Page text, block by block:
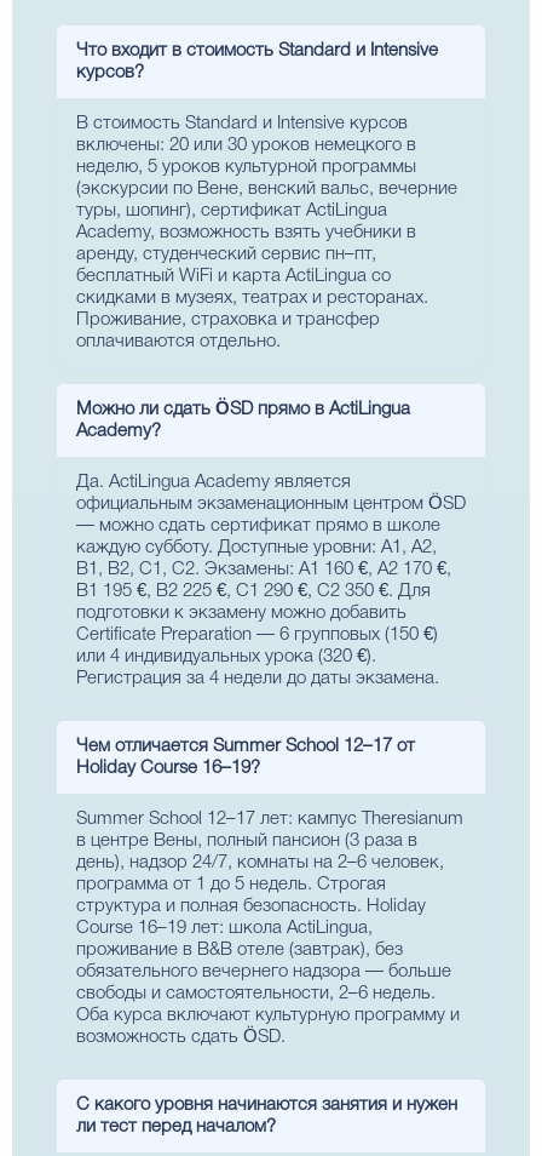
Что входит в стоимость Standard и Intensive
курсов?
В стоимость Standard и Intensive курсов
включены: 20 или 30 уроков немецкого в
неделю, 5 уроков культурной программы
(экскурсии по Вене, венский вальс, вечерние
туры, шопинг), сертификат ActiLingua
Academy, возможность взять учебники в
аренду, студенческий сервис пн–пт,
бесплатный WiFi и карта ActiLingua со
скидками в музеях, театрах и ресторанах.
Проживание, страховка и трансфер
оплачиваются отдельно.
Можно ли сдать ÖSD прямо в ActiLingua
Academy?
Да. ActiLingua Academy является
официальным экзаменационным центром ÖSD
— можно сдать сертификат прямо в школе
каждую субботу. Доступные уровни: A1, A2,
B1, B2, C1, C2. Экзамены: A1 160 €, A2 170 €,
B1 195 €, B2 225 €, C1 290 €, C2 350 €. Для
подготовки к экзамену можно добавить
Certificate Preparation — 6 групповых (150 €)
или 4 индивидуальных урока (320 €).
Регистрация за 4 недели до даты экзамена.
Чем отличается Summer School 12–17 от
Holiday Course 16–19?
Summer School 12–17 лет: кампус Theresianum
в центре Вены, полный пансион (3 раза в
день), надзор 24/7, комнаты на 2–6 человек,
программа от 1 до 5 недель. Строгая
структура и полная безопасность. Holiday
Course 16–19 лет: школа ActiLingua,
проживание в B&B отеле (завтрак), без
обязательного вечернего надзора — больше
свободы и самостоятельности, 2–6 недель.
Оба курса включают культурную программу и
возможность сдать ÖSD.
С какого уровня начинаются занятия и нужен
ли тест перед началом?